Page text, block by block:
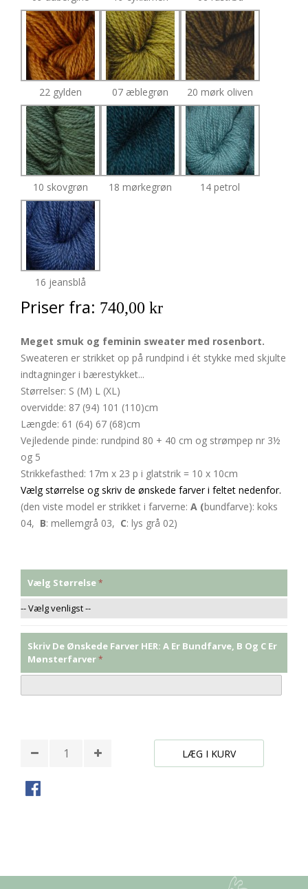
22 gylden 07 æblegrøn 20 mørk oliven
10 skovgrøn 18 mørkegrøn 14 petrol
16 jeansblå
Priser fra: 740,00 kr
Meget smuk og feminin sweater med rosenbort.
Sweateren er strikket op på rundpind i ét stykke med skjulte
indtagninger i bærestykket...
Størrelser: S (M) L (XL)
overvidde: 87 (94) 101 (110)cm
Længde: 61 (64) 67 (68)cm
Vejledende pinde: rundpind 80 + 40 cm og strømpep nr 3½
og 5
Strikkefasthed: 17m x 23 p i glatstrik = 10 x 10cm
Vælg størrelse og skriv de ønskede farver i feltet nedenfor.
(den viste model er strikket i farverne: A (bundfarve): koks
04, B: mellemgrå 03, C: lys grå 02)
Vælg Størrelse
Skriv De Ønskede Farver HER: A Er Bundfarve, B Og C Er
Mønsterfarver
LÆG I KURV